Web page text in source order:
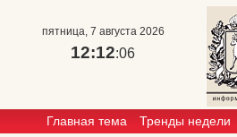
пятница, 7 августа 2026
12:12:06
Главная тема Тренды недели